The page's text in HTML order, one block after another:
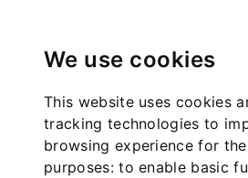
We use cookies
This website uses cookies
tracking technologies to
browsing experience for
purposes:to enable basic